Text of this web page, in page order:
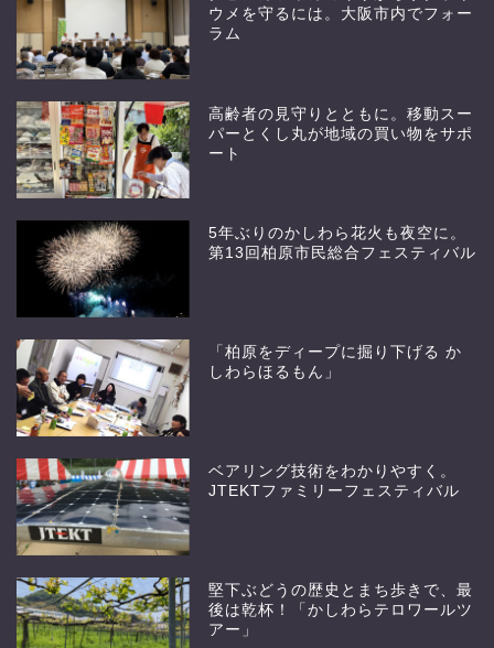
ウメを守るには。大阪市内でフォー
ラム
高齢者の見守りとともに。移動スー
パーとくし丸が地域の買い物をサポ
ート
5年ぶりのかしわら花火も夜空に。
第13回柏原市民総合フェスティバル
「柏原をディープに掘り下げる か
しわらほるもん」
ベアリング技術をわかりやすく。
JTEKTファミリーフェスティバル
堅下ぶどうの歴史とまち歩きで、最
後は乾杯！「かしわらテロワールツ
アー」